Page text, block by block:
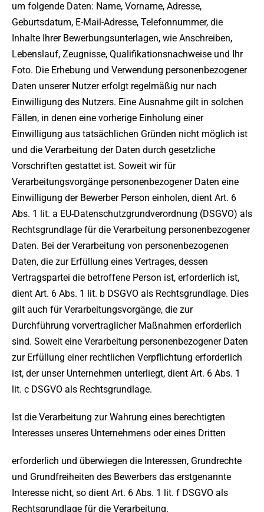
um folgende Daten: Name, Vorname, Adresse,
Geburtsdatum, E-Mail-Adresse, Telefonnummer, die
Inhalte Ihrer Bewerbungsunterlagen, wie Anschreiben,
Lebenslauf, Zeugnisse, Qualifikationsnachweise und Ihr
Foto. Die Erhebung und Verwendung personenbezogener
Daten unserer Nutzer erfolgt regelmäßig nur nach
Einwilligung des Nutzers. Eine Ausnahme gilt in solchen
Fällen, in denen eine vorherige Einholung einer
Einwilligung aus tatsächlichen Gründen nicht möglich ist
und die Verarbeitung der Daten durch gesetzliche
Vorschriften gestattet ist. Soweit wir für
Verarbeitungsvorgänge personenbezogener Daten eine
Einwilligung der Bewerber Person einholen, dient Art. 6
Abs. 1 lit. a EU-Datenschutzgrundverordnung (DSGVO) als
Rechtsgrundlage für die Verarbeitung personenbezogener
Daten. Bei der Verarbeitung von personenbezogenen
Daten, die zur Erfüllung eines Vertrages, dessen
Vertragspartei die betroffene Person ist, erforderlich ist,
dient Art. 6 Abs. 1 lit. b DSGVO als Rechtsgrundlage. Dies
gilt auch für Verarbeitungsvorgänge, die zur
Durchführung vorvertraglicher Maßnahmen erforderlich
sind. Soweit eine Verarbeitung personenbezogener Daten
zur Erfüllung einer rechtlichen Verpflichtung erforderlich
ist, der unser Unternehmen unterliegt, dient Art. 6 Abs. 1
lit. c DSGVO als Rechtsgrundlage.
Ist die Verarbeitung zur Wahrung eines berechtigten
Interesses unseres Unternehmens oder eines Dritten
erforderlich und überwiegen die Interessen, Grundrechte
und Grundfreiheiten des Bewerbers das erstgenannte
Interesse nicht, so dient Art. 6 Abs. 1 lit. f DSGVO als
Rechtsgrundlage für die Verarbeitung.